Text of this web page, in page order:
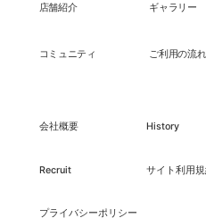
店舗紹介 ギャラリー
コミュニティ ご利用の流れ
会社概要 History
Recruit サイト利用
プライバシーポリシー